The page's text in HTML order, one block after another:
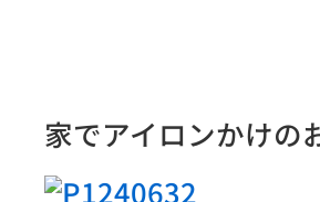
家でアイロンかけの